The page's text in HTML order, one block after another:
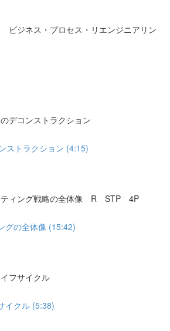
ジネス・プロセス・リエンジニアリン
デコンストラクション
ストラクション (4:15)
ィング戦略の全体像 R STP 4P
グの全体像 (15:42)
フサイクル
イクル (5:38)